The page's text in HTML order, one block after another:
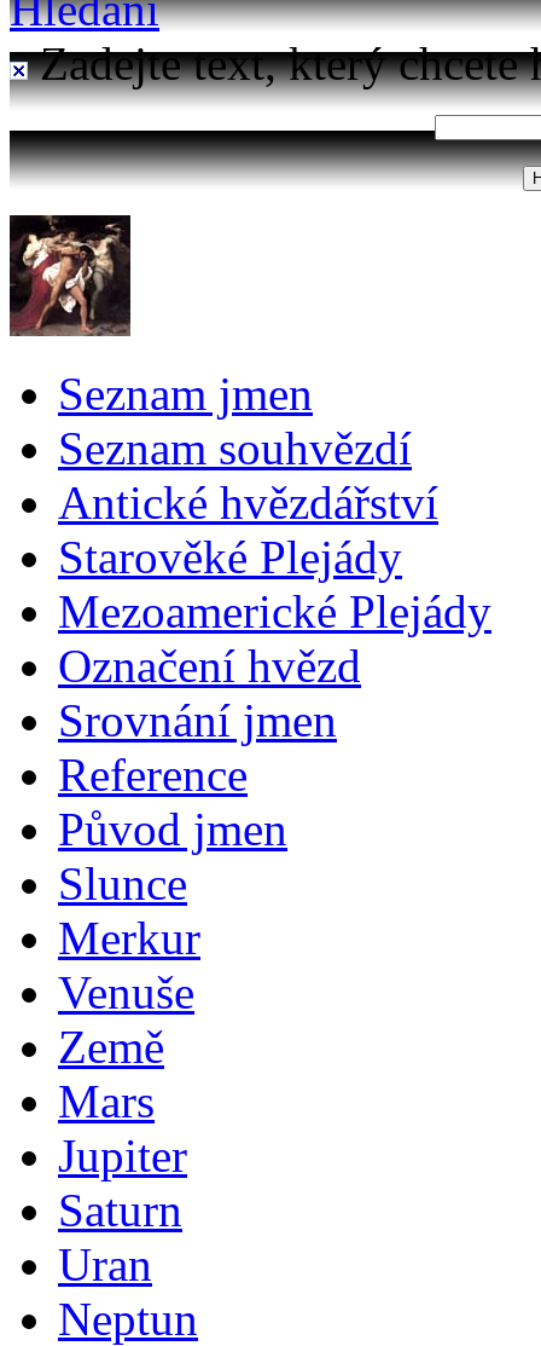
Zadejte text, který chcete
Seznam jmen
Seznam souhvězdí
Antické hvězdářství
Starověké Plejády
Mezoamerické Plejády
Označení hvězd
Srovnání jmen
Reference
Původ jmen
Slunce
Merkur
Venuše
Země
Mars
Jupiter
Saturn
Uran
Neptun